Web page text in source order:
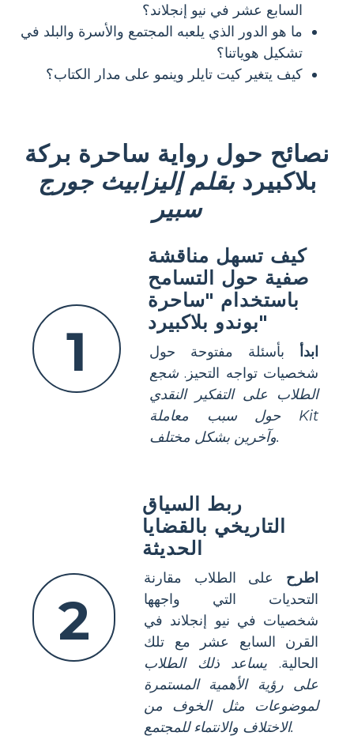
السابع عشر في نيو إنجلاند؟
ما هو الدور الذي يلعبه المجتمع والأسرة والبلد في
تشكيل هوياتنا؟
كيف يتغير كيت تايلر وينمو على مدار الكتاب؟
نصائح حول رواية ساحرة بركة
بلاكبيردبقلم إليزابيث جورج
سبير
1
كيف تسهل مناقشة
صفية حول التسامح
باستخدام "ساحرة
بوندو بلاكبيرد"
ابدأ بأسئلة مفتوحة حول
شخصيات تواجه التحيز. شجع
الطلاب على التفكير النقدي
حول سبب معاملة Kit
وآخرين بشكل مختلف.
2
ربط السياق
التاريخي بالقضايا
الحديثة
اطرح على الطلاب مقارنة
التحديات التي واجهها
شخصيات في نيو إنجلاند في
القرن السابع عشر مع تلك
الحالية. يساعد ذلك الطلاب
على رؤية الأهمية المستمرة
لموضوعات مثل الخوف من
الاختلاف والانتماء للمجتمع.